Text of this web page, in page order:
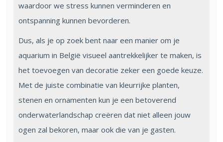
waardoor we stress kunnen verminderen en
ontspanning kunnen bevorderen.
Dus, als je op zoek bent naar een manier om je
aquarium in België visueel aantrekkelijker te maken, is
het toevoegen van decoratie zeker een goede keuze.
Met de juiste combinatie van kleurrijke planten,
stenen en ornamenten kun je een betoverend
onderwaterlandschap creëren dat niet alleen jouw
ogen zal bekoren, maar ook die van je gasten.